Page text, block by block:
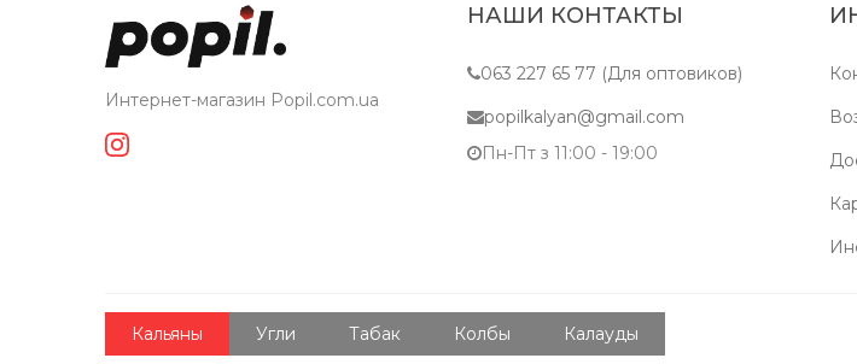
Интернет-магазин Popil.com.ua
НАШИ КОНТАКТЫ
063 227 65 77 (Для оптовиков)
popilkalyan@gmail.com
Пн-Пт з 11:00 - 19:00
Кальяны Угли Табак Колбы Калауды